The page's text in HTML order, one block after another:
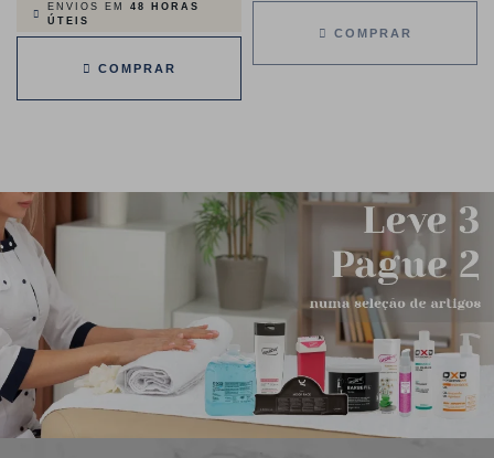
ENVIOS EM 48 HORAS
ÚTEIS
COMPRAR
COMPRAR